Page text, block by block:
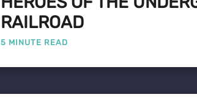
RAILROAD
5 MINUTE READ